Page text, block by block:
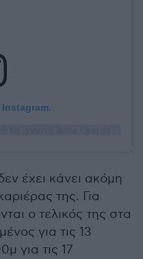
Instagram.
έχει κάνει ακόμη
της. Για
ο τελικός της στα
για τις 13
για τις 17